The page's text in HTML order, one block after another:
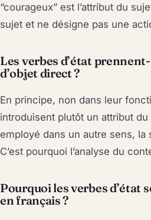
“courageux” est l’attribut du
sujet et ne désigne pas une
Les verbes d’état
d’objet direct ?
En principe, non dans leur
introduisent plutôt un attribut
employé dans un autre sens, la
C’est pourquoi l’analyse du
Pourquoi les verbes
en français ?